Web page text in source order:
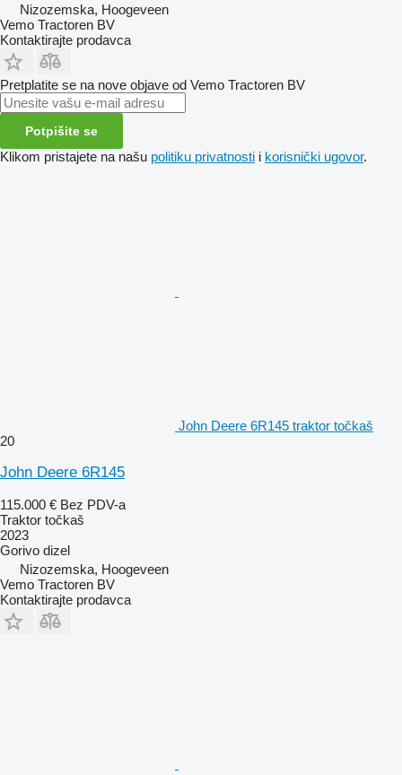
Nizozemska, Hoogeveen
Vemo Tractoren BV
Kontaktirajte prodavca
Pretplatite se na nove objave od Vemo Tractoren BV
Potpišite se
Klikom pristajete na našu politiku privatnosti i korisnički ugovor.
John Deere 6R145 traktor točkaš
20
John Deere 6R145
115.000 € Bez PDV-a
Traktor točkaš
2023
Gorivo dizel
Nizozemska, Hoogeveen
Vemo Tractoren BV
Kontaktirajte prodavca